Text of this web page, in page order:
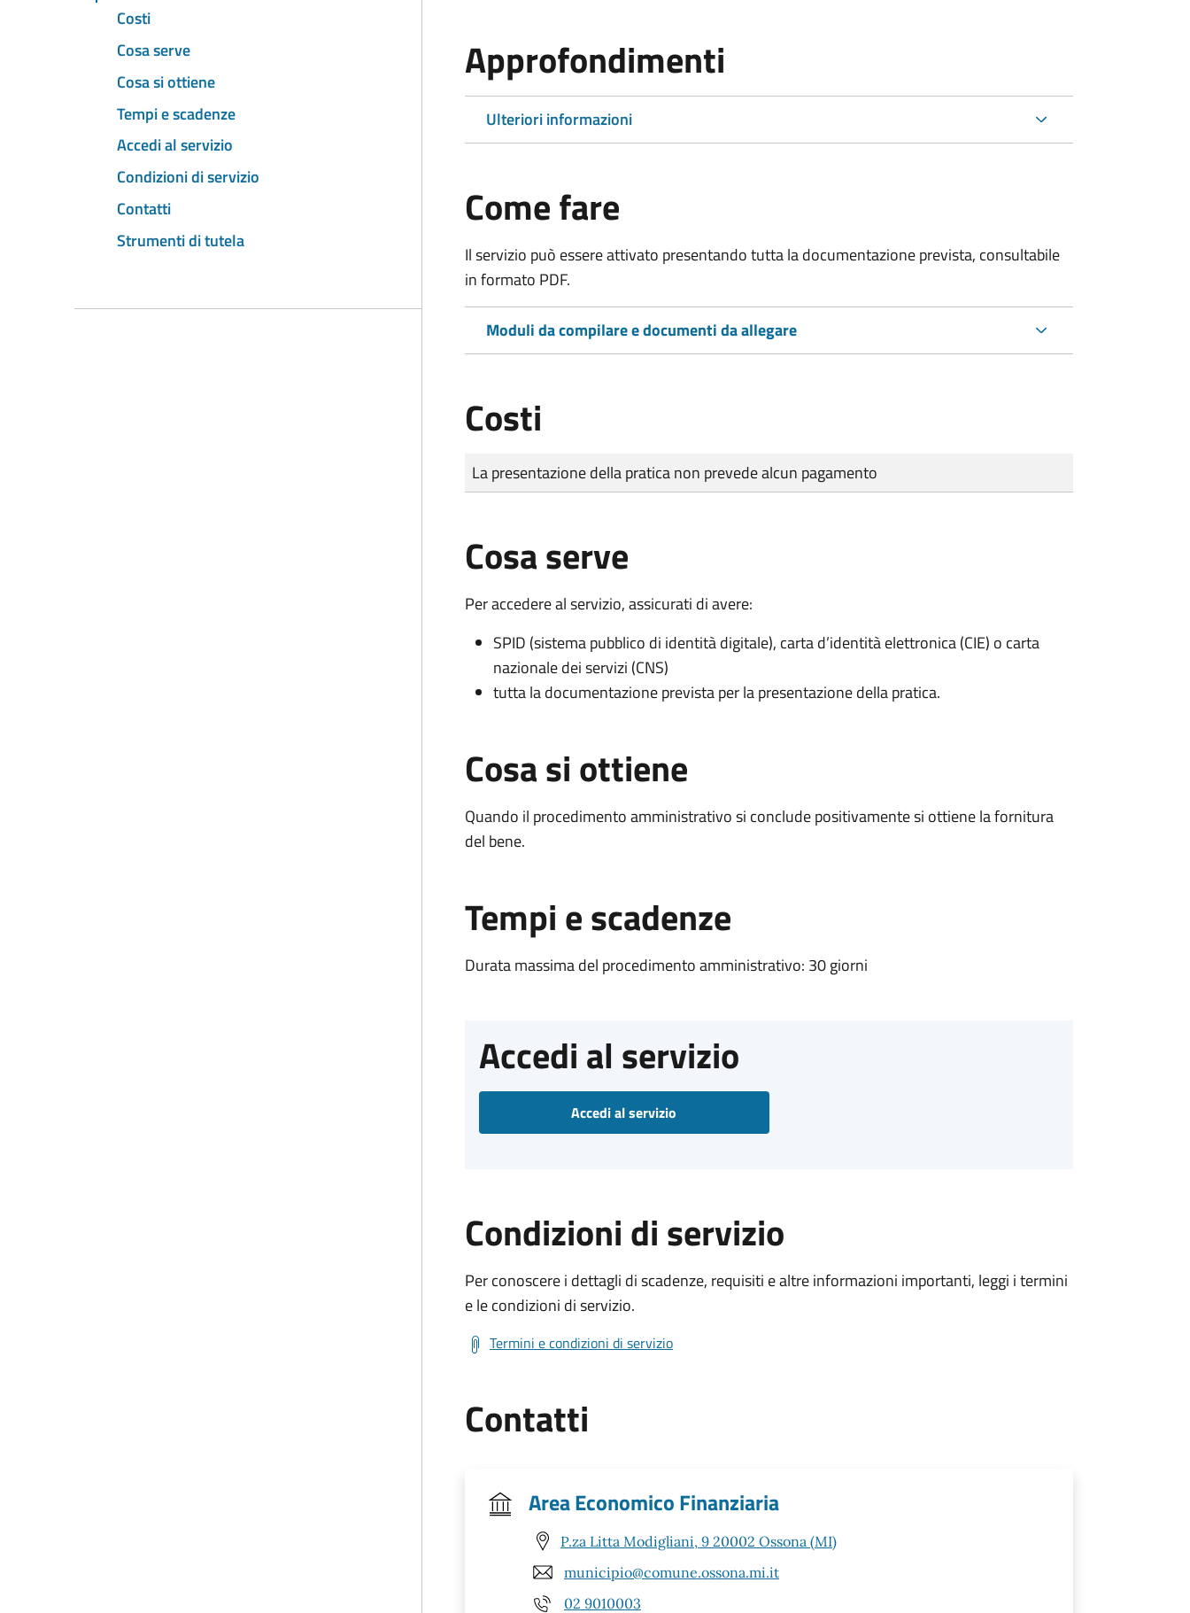
Costi
Cosa serve
Cosa si ottiene
Tempi e scadenze
Accedi al servizio
Condizioni di servizio
Contatti
Strumenti di tutela
Approfondimenti
Ulteriori informazioni
Come fare
Il servizio può essere attivato presentando tutta la documentazione prevista, consultabile
in formato PDF.
Moduli da compilare e documenti da allegare
Costi
Tipo di pagamento
Importo
La presentazione della pratica non prevede alcun pagamento
Cosa serve
Per accedere al servizio, assicurati di avere:
SPID (sistema pubblico di identità digitale), carta d’identità elettronica (CIE) o carta
nazionale dei servizi (CNS)
tutta la documentazione prevista per la presentazione della pratica.
Cosa si ottiene
Quando il procedimento amministrativo si conclude positivamente si ottiene la fornitura
del bene.
Tempi e scadenze
Durata massima del procedimento amministrativo: 30 giorni
Accedi al servizio
Accedi al servizio
Condizioni di servizio
Per conoscere i dettagli di scadenze, requisiti e altre informazioni importanti, leggi i termini
e le condizioni di servizio.
Termini e condizioni di servizio
Contatti
Area Economico Finanziaria
P.za Litta Modigliani, 9 20002 Ossona (MI)
municipio@comune.ossona.mi.it
02 9010003